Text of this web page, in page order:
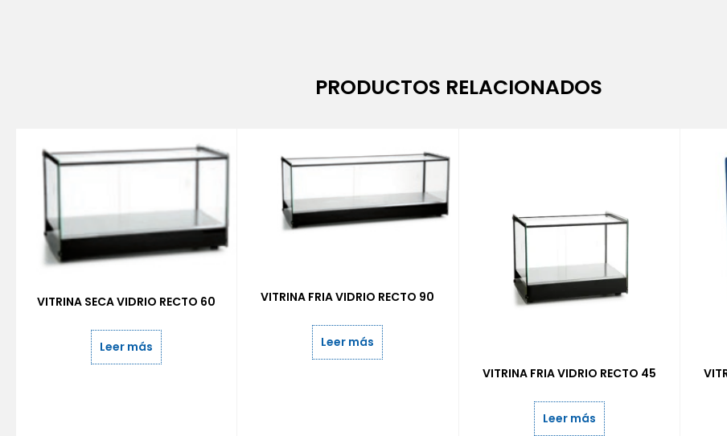
PRODUCTOS RELACIONADOS
VITRINA SECA VIDRIO RECTO 60
Leer más
VITRINA FRIA VIDRIO RECTO 90
Leer más
VITRINA FRIA VIDRIO RECTO 45
Leer más